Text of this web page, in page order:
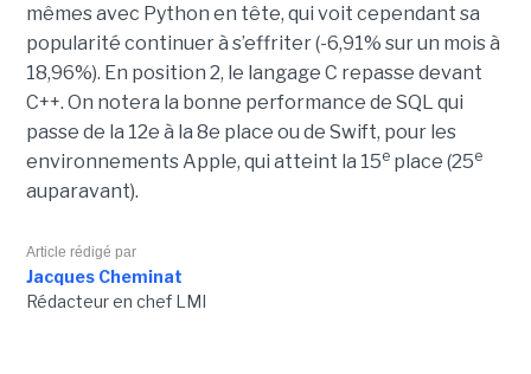
mêmes avec Python en tête, qui voit cependant sa
popularité continuer à s’effriter (-6,91% sur un mois à
18,96%). En position 2, le langage C repasse devant
C++. On notera la bonne performance de SQL qui
passe de la 12e à la 8e place ou de Swift, pour les
environnements Apple, qui atteint la 15eplace (25e
auparavant).
Article rédigé par
Jacques Cheminat
Rédacteur en chef LMI